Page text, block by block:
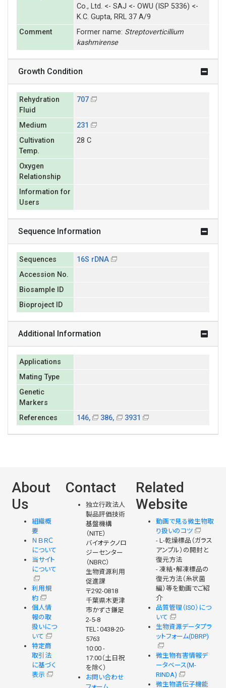
Co., Ltd. <- SAJ <- OWU (ISP 5336) <-
K.C. Gupta, RRL 37 A/9
Comment
Former name: Streptoverticillium
kashmirense
Growth Condition
Rehydration
Fluid
707
Medium
231
Cultivation
Temp.
28 C
Oxygen
Relationship
Information for
Users
Sequence Information
Sequences
16S rDNA
Accession No.
Biosample ID
Bioproject ID
Additional Information
Applications
Mating Type
Genetic
Markers
References
146, 386, 3931
About
Us
組織概
要
ＮＢＲＣ
について
当サイト
について
利用規
約
個人情
報の取
扱いにつ
いて
特定商
取引法
に基づく
表示
Contact
独立行政法人
製品評価技術
基盤機構
（NITE）
バイオテクノロ
ジーセンター
（NBRC）
生物資源利用
促進課
〒292-0818
千葉県木更津
市かずさ鎌足
2-5-8
TEL：0438-20-
5763
10:00 -
17:00（土日祝
を除く）
お問い合わせ
Related
Website
動画で見る微生物取
り扱いのコツ
- L-乾燥標品（ガラス
アンプル）の開封と
復元方法
- 凍結・解凍標品の
復元方法（糸状菌
編）等を動画でご紹
介
品質管理（ISO）につ
いて
生物資源データプラ
ットフォーム(DBRP)
微生物有害情報デ
ータベース(M-
RINDA)
微生物遺伝子機能